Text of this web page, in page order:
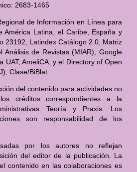
2683-1465
de Información en Línea para
América Latina, el Caribe, España y
23192, Latindex Catálogo 2.0, Matriz
Análisis de Revistas (MIAR), Google
UAT, AmeliCA, y el Directory of Open
Clase/BiBlat.
del contenido para actividades no
créditos correspondientes a la
Teoría y Praxis. Los
son responsabilidad de los
por los autores no reflejan
del editor de la publicación. La
contenido en las colaboraciones es